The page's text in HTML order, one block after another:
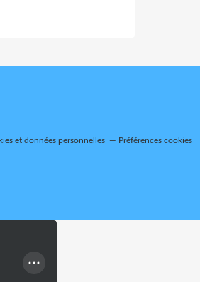
et données personnelles Préférences cookies